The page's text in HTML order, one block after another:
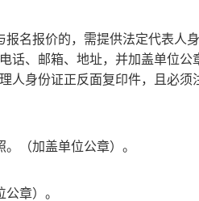
报名报价的，需提供法定代表
话、邮箱、地址，并加盖单位
人身份证正反面复印件，且必
。（加盖单位公章）。
章）。